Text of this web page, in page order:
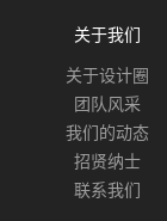
关于我们
关于设计圈
团队风采
我们的动态
招贤纳士
联系我们